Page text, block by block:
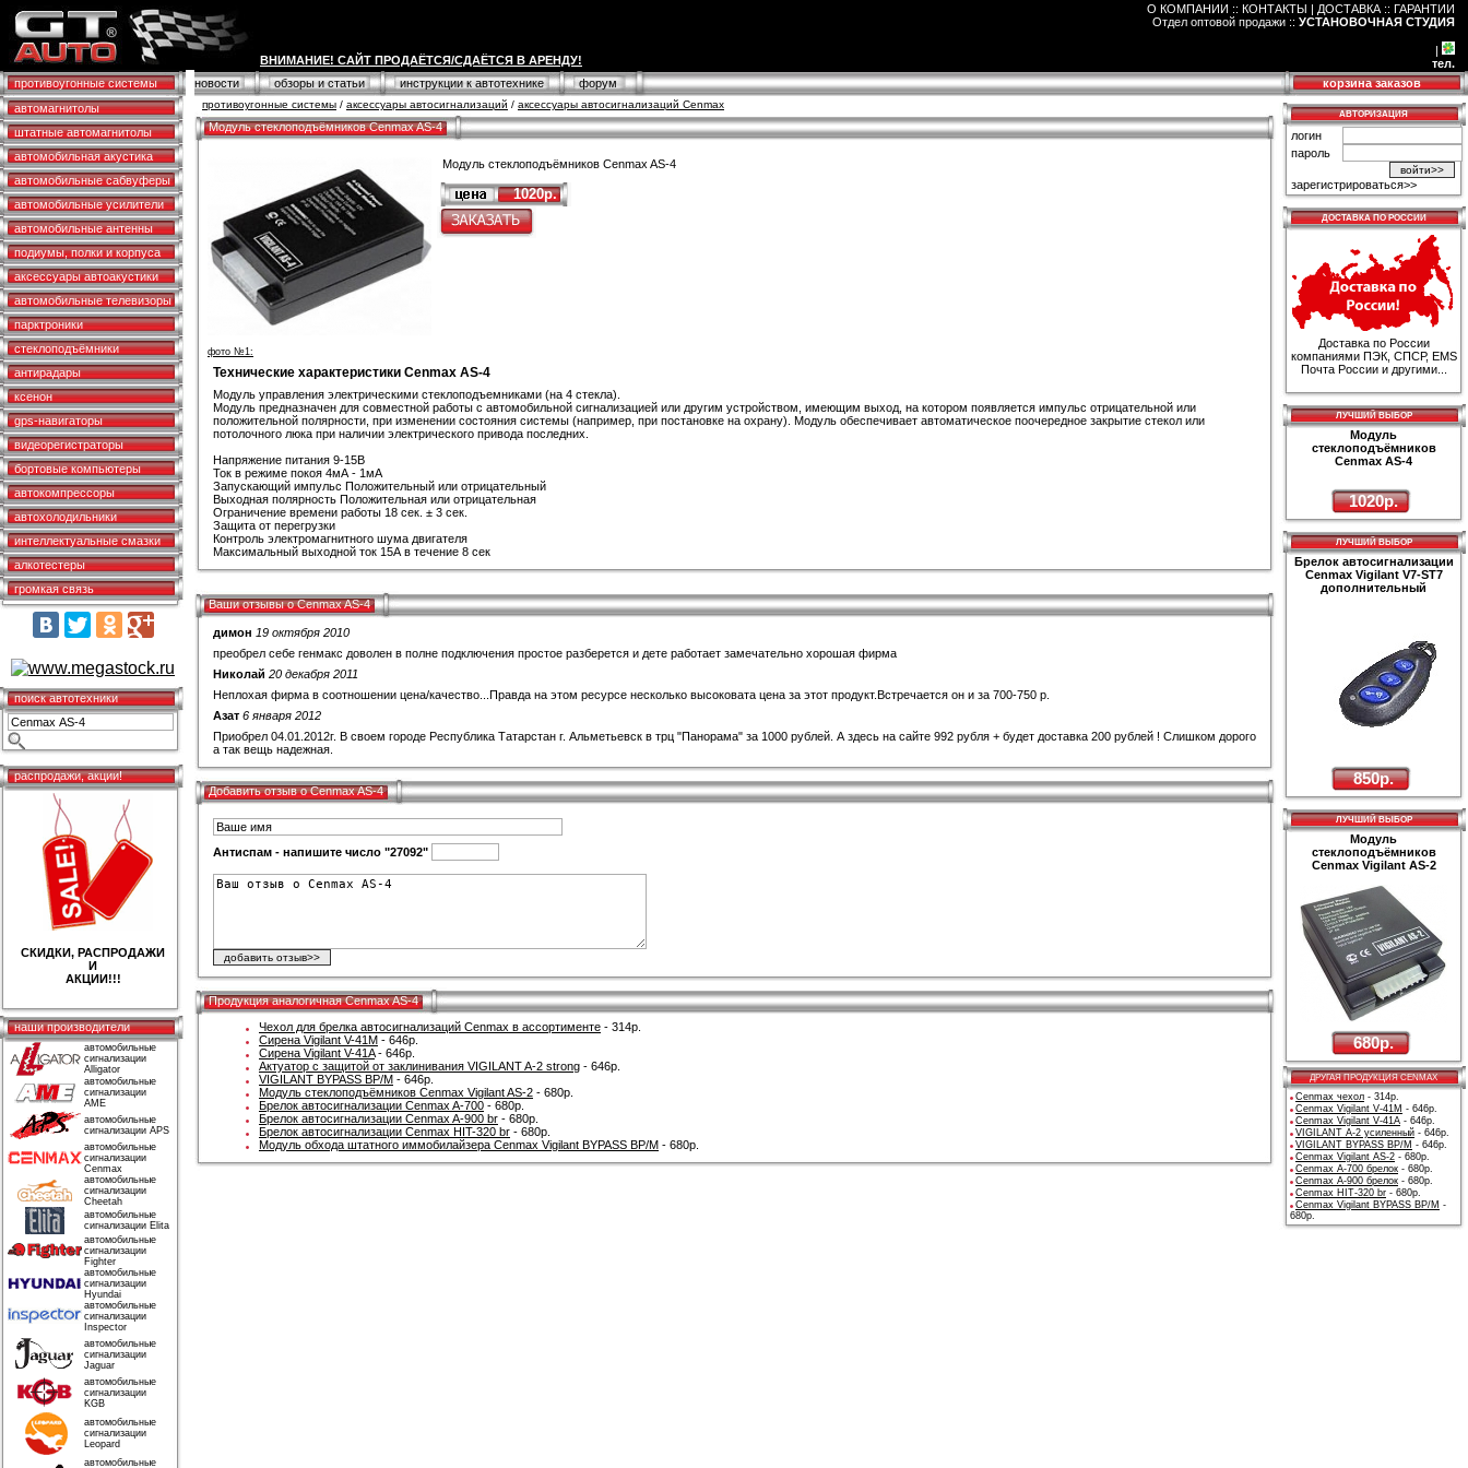
ВНИМАНИЕ! САЙТ ПРОДАЁТСЯ/СДАЁТСЯ В АРЕНДУ!
О КОМПАНИИ :: КОНТАКТЫ | ДОСТАВКА :: ГАРАНТИИ
Отдел оптовой продажи :: УСТАНОВОЧНАЯ СТУДИЯ
|
тел.
противоугонные системы
новости обзоры и статьи инструкции к автотехнике форум
корзина заказов
автомагнитолы
штатные автомагнитолы
автомобильная акустика
автомобильные сабвуферы
автомобильные усилители
автомобильные антенны
подиумы, полки и корпуса
аксессуары автоакустики
автомобильные телевизоры
парктроники
стеклоподъёмники
антирадары
ксенон
gps-навигаторы
видеорегистраторы
бортовые компьютеры
автокомпрессоры
автохолодильники
интеллектуальные смазки
алкотестеры
громкая связь
поиск автотехники
распродажи, акции!
СКИДКИ, РАСПРОДАЖИ
И
АКЦИИ!!!
наши производители
автомобильные
сигнализации
Alligator
автомобильные
сигнализации
AME
автомобильные
сигнализации APS
автомобильные
сигнализации
Cenmax
автомобильные
сигнализации
Cheetah
автомобильные
сигнализации Elita
автомобильные
сигнализации
Fighter
автомобильные
сигнализации
Hyundai
автомобильные
сигнализации
Inspector
автомобильные
сигнализации
Jaguar
автомобильные
сигнализации
KGB
автомобильные
сигнализации
Leopard
автомобильные
противоугонные системы / аксессуары автосигнализаций / аксессуары автосигнализаций Cenmax
Модуль стеклоподъёмников Cenmax AS-4
фото №1:
Модуль стеклоподъёмников Cenmax AS-4
1020р.
Технические характеристики Cenmax AS-4
Модуль управления электрическими стеклоподъемниками (на 4 стекла).
Модуль предназначен для совместной работы с автомобильной сигнализацией или другим устройством, имеющим выход, на котором появляется импульс отрицательной или
положительной полярности, при изменении состояния системы (например, при постановке на охрану). Модуль обеспечивает автоматическое поочередное закрытие стекол или
потолочного люка при наличии электрического привода последних.
Напряжение питания 9-15В
Ток в режиме покоя 4мА - 1мА
Запускающий импульс Положительный или отрицательный
Выходная полярность Положительная или отрицательная
Ограничение времени работы 18 сек. ± 3 сек.
Защита от перегрузки
Контроль электромагнитного шума двигателя
Максимальный выходной ток 15А в течение 8 сек
Ваши отзывы о Cenmax AS-4
димон 19 октября 2010
преобрел себе генмакс доволен в полне подключения простое разберется и дете работает замечательно хорошая фирма
Николай 20 декабря 2011
Неплохая фирма в соотношении цена/качество...Правда на этом ресурсе несколько высоковата цена за этот продукт.Встречается он и за 700-750 р.
Азат 6 января 2012
Приобрел 04.01.2012г. В своем городе Республика Татарстан г. Альметьевск в трц "Панорама" за 1000 рублей. А здесь на сайте 992 рубля + будет доставка 200 рублей ! Слишком дорого
а так вещь надежная.
Добавить отзыв о Cenmax AS-4
Антиспам - напишите число "27092"
Продукция аналогичная Cenmax AS-4
Чехол для брелка автосигнализаций Cenmax в ассортименте - 314р.
Сирена Vigilant V-41M - 646р.
Сирена Vigilant V-41A- 646р.
Актуатор с защитой от заклинивания VIGILANT A-2 strong - 646р.
VIGILANT ВYPASS BP/M - 646р.
Модуль стеклоподъёмников Cenmax Vigilant AS-2 - 680р.
Брелок автосигнализации Cenmax A-700 - 680р.
Брелок автосигнализации Cenmax A-900 br - 680р.
Брелок автосигнализации Cenmax HIT-320 br - 680р.
Модуль обхода штатного иммобилайзера Cenmax Vigilant BYPASS BP/M - 680р.
АВТОРИЗАЦИЯ
логин
пароль
зарегистрироваться>>
ДОСТАВКА ПО РОССИИ
Доставка по России
компаниями ПЭК, СПСР, EMS
Почта России и другими...
ЛУЧШИЙ ВЫБОР
Модуль
стеклоподъёмников
Cenmax AS-4
1020р.
ЛУЧШИЙ ВЫБОР
Брелок автосигнализации
Cenmax Vigilant V7-ST7
дополнительный
850р.
ЛУЧШИЙ ВЫБОР
Модуль
стеклоподъёмников
Cenmax Vigilant AS-2
680р.
ДРУГАЯ ПРОДУКЦИЯ CENMAX
Cenmax чехол - 314р.
Cenmax Vigilant V-41M - 646р.
Cenmax Vigilant V-41A - 646р.
VIGILANT A-2 усиленный - 646р.
VIGILANT ВYPASS BP/M - 646р.
Cenmax Vigilant AS-2 - 680р.
Cenmax A-700 брелок - 680р.
Cenmax A-900 брелок - 680р.
Cenmax HIT-320 br - 680р.
Cenmax Vigilant BYPASS BP/M -
680р.